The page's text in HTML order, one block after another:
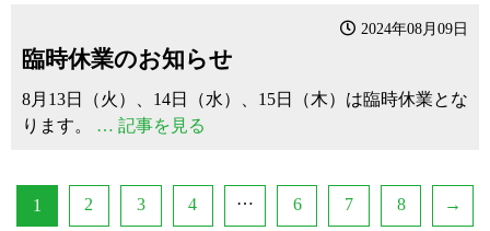
2024年08月09日
臨時休業のお知らせ
8月13日（火）、14日（水）、15日（木）は臨時休業とな
ります。
… 記事を見る
1 2 3 4 … 6 7 8 →